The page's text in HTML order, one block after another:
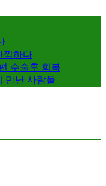
끽하다
수술후 회복
만난 사람들